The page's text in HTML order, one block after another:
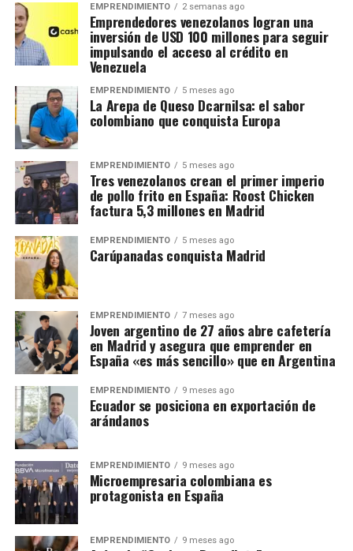
EMPRENDIMIENTO 2 semanas ago
Emprendedores venezolanos logran una
inversión de USD 100 millones para seguir
impulsando el acceso al crédito en
Venezuela
EMPRENDIMIENTO 5 meses ago
La Arepa de Queso Dcarnilsa: el sabor
colombiano que conquista Europa
EMPRENDIMIENTO 5 meses ago
Tres venezolanos crean el primer imperio
de pollo frito en España: Roost Chicken
factura 5,3 millones en Madrid
EMPRENDIMIENTO 5 meses ago
Carúpanadas conquista Madrid
EMPRENDIMIENTO 7 meses ago
Joven argentino de 27 años abre cafetería
en Madrid y asegura que emprender en
España «es más sencillo» que en Argentina
EMPRENDIMIENTO 9 meses ago
Ecuador se posiciona en exportación de
arándanos
EMPRENDIMIENTO 9 meses ago
Microempresaria colombiana es
protagonista en España
EMPRENDIMIENTO 9 meses ago